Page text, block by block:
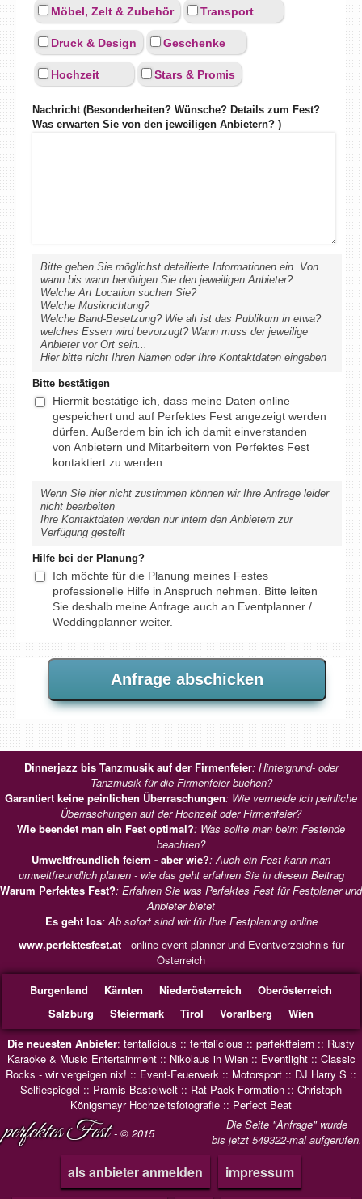
Möbel, Zelt & Zubehör Transport
Druck & Design Geschenke
Hochzeit Stars & Promis
Nachricht (Besonderheiten? Wünsche? Details zum Fest?
Was erwarten Sie von den jeweiligen Anbietern? )
Bitte geben Sie möglichst detailierte Informationen ein. Von
wann bis wann benötigen Sie den jeweiligen Anbieter?
Welche Art Location suchen Sie?
Welche Musikrichtung?
Welche Band-Besetzung? Wie alt ist das Publikum in etwa?
welches Essen wird bevorzugt? Wann muss der jeweilige
Anbieter vor Ort sein...
Hier bitte nicht Ihren Namen oder Ihre Kontaktdaten eingeben
Bitte bestätigen
Hiermit bestätige ich, dass meine Daten online
gespeichert und auf Perfektes Fest angezeigt werden
dürfen. Außerdem bin ich ich damit einverstanden
von Anbietern und Mitarbeitern von Perfektes Fest
kontaktiert zu werden.
Wenn Sie hier nicht zustimmen können wir Ihre Anfrage leider
nicht bearbeiten
Ihre Kontaktdaten werden nur intern den Anbietern zur
Verfügung gestellt
Hilfe bei der Planung?
Ich möchte für die Planung meines Festes
professionelle Hilfe in Anspruch nehmen. Bitte leiten
Sie deshalb meine Anfrage auch an Eventplanner /
Weddingplanner weiter.
Dinnerjazz bis Tanzmusik auf der Firmenfeier: Hintergrund- oder
Tanzmusik für die Firmenfeier buchen?
Garantiert keine peinlichen Überraschungen: Wie vermeide ich peinliche
Überraschungen auf der Hochzeit oder Firmenfeier?
Wie beendet man ein Fest optimal?: Was sollte man beim Festende
beachten?
Umweltfreundlich feiern - aber wie?: Auch ein Fest kann man
umweltfreundlich planen - wie das geht erfahren Sie in diesem Beitrag
Warum Perfektes Fest?: Erfahren Sie was Perfektes Fest für Festplaner und
Anbieter bietet
Es geht los: Ab sofort sind wir für Ihre Festplanung online
www.perfektesfest.at- online event planner und Eventverzeichnis für
Österreich
Burgenland
Kärnten Niederösterreich
Oberösterreich
Salzburg
Steiermark Tirol Vorarlberg
Wien
Die neuesten Anbieter: tentalicious :: tentalicious :: perfektfeiern :: Rusty
Karaoke & Music Entertainment:: Nikolaus in Wien:: Eventlight:: Classic
Rocks - wir vergeigen nix! :: Event-Feuerwerk :: Motorsport :: DJ Harry S ::
Selfiespiegel :: Pramis Bastelwelt :: Rat Pack Formation :: Christoph
Königsmayr Hochzeitsfotografie :: Perfect Beat
Die Seite "Anfrage" wurde
bis jetzt 549322-mal aufgerufen.
perfektes Fest- © 2015
als anbieter anmelden impressum